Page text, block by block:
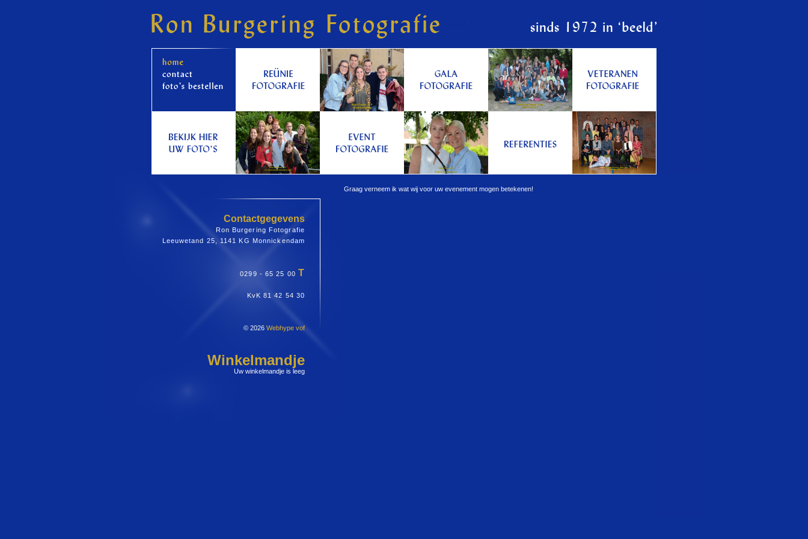
Contactgegevens
Ron Burgering Fotografie
Leeuwetand 25, 1141 KG Monnickendam
0299 - 65 25 00 T
KvK 81 42 54 30
© 2026 Webhype vof
Winkelmandje
Uw winkelmandje is leeg
Graag verneem ik wat wij voor uw evenement mogen betekenen!